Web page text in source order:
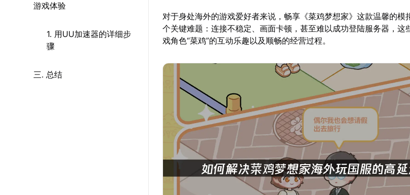
游戏体验
1. 用UU加速器的详细步
骤
三. 总结
对于身处海外的游戏爱好者来说，畅享《菜鸡梦想家》这款温馨的模
个关键难题：连接不稳定、画面卡顿，甚至难以成功登陆服务器，这
戏角色“菜鸡”的互动乐趣以及顺畅的经营过程。